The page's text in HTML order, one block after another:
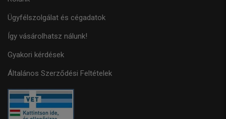
Ügyfélszolgálat és cégadatok
Így vásárolhatsz nálunk!
Gyakori kérdések
Általános Szerződési Feltételek